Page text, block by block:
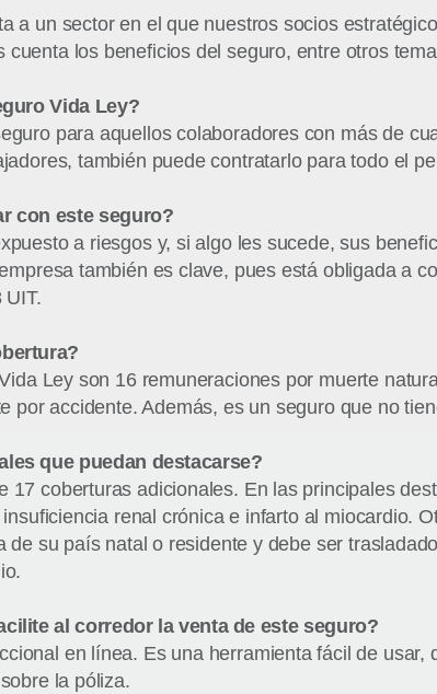
a un sector en el que nuestros socios
los beneficios del seguro, entre otros
Vida Ley?
para aquellos colaboradores con más de
también puede contratarlo para todo el
con este seguro?
a riesgos y, si algo les sucede, sus
también es clave, pues está obligada a
UIT.
Ley son 16 remuneraciones por muerte
por accidente. Además, es un seguro que no
que puedan destacarse?
17 coberturas adicionales. En las principales
renal crónica e infarto al miocardio.
de su país natal o residente y debe ser
al corredor la venta de este seguro?
en línea. Es una herramienta fácil de
la póliza.